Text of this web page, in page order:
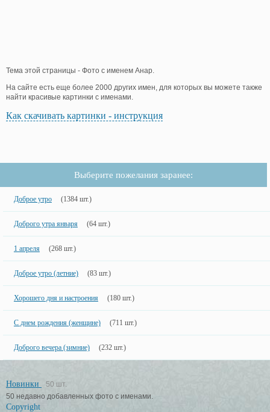
Тема этой страницы - Фото с именем Анар.
На сайте есть еще более 2000 других имен, для которых вы можете также
найти красивые картинки с именами.
Как скачивать картинки - инструкция
Выберите пожелания заранее:
Доброе утро (1384 шт.)
Доброго утра января (64 шт.)
1 апреля (268 шт.)
Доброе утро (летние) (83 шт.)
Хорошего дня и настроения (180 шт.)
С днем рождения (женщине) (711 шт.)
Доброго вечера (зимние) (232 шт.)
Новинки
50 шт.
50 недавно добавленных фото с именами.
Copyright